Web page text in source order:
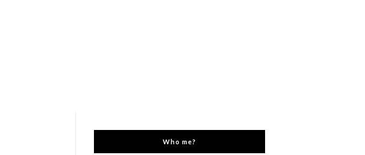
Who me?